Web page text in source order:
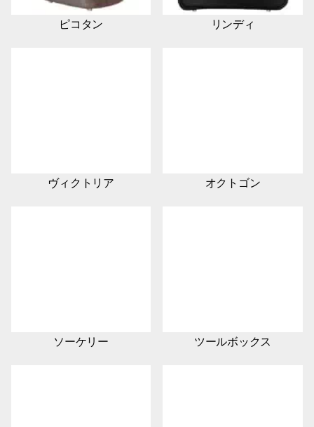
ピコタン リンディ
ヴィクトリア オクトゴン
ソーケリー ツールボックス